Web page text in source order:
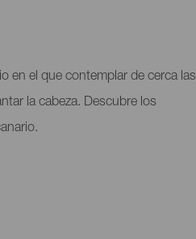
en el que contemplar de cerca las
la cabeza. Descubre los